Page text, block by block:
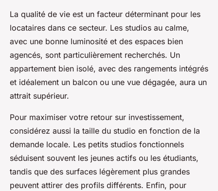
La qualité de vie est un facteur déterminant pour les
locataires dans ce secteur. Les studios au calme,
avec une bonne luminosité et des espaces bien
agencés, sont particulièrement recherchés. Un
appartement bien isolé, avec des rangements intégrés
et idéalement un balcon ou une vue dégagée, aura un
attrait supérieur.
Pour maximiser votre retour sur investissement,
considérez aussi la taille du studio en fonction de la
demande locale. Les petits studios fonctionnels
séduisent souvent les jeunes actifs ou les étudiants,
tandis que des surfaces légèrement plus grandes
peuvent attirer des profils différents. Enfin, pour